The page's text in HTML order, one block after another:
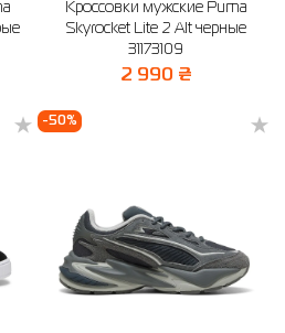
Кроссовки мужские Puma
Skyrocket Lite 2 Alt черные
31173109
2 990 ₴
-50%